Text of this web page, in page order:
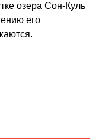
озера Сон-Куль
его